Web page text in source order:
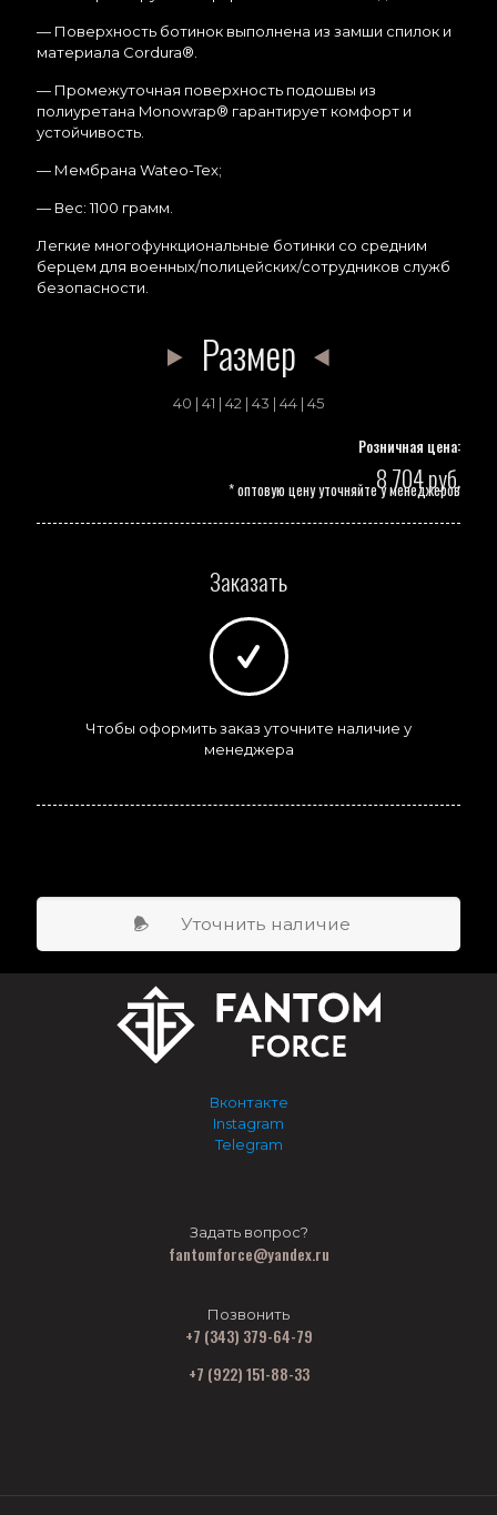
— Поверхность ботинок выполнена из замши спилок и
материала Cordura®.
— Промежуточная поверхность подошвы из
полиуретана Monowrap® гарантирует комфорт и
устойчивость.
— Мембрана Wateo-Tex;
— Вес: 1100 грамм.
Легкие многофункциональные ботинки со средним
берцем для военных/полицейских/сотрудников служб
безопасности.
Размер
40 | 41 | 42 | 43 | 44 | 45
Розничная цена:
8 704 руб.
* оптовую цену уточняйте у менеджеров
Заказать
Чтобы оформить заказ уточните наличие у
менеджера
Уточнить наличие
Вконтакте
Instagram
Telegram
Задать вопрос?
fantomforce@yandex.ru
Позвонить
+7 (343) 379-64-79
+7 (922) 151-88-33